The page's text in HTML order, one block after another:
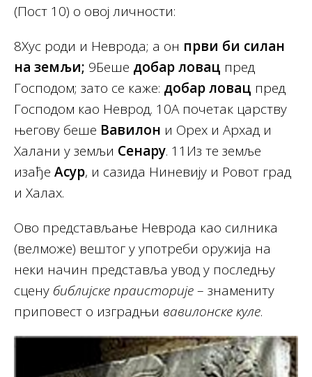
(Пост 10) о овој личности:
8Хус роди и Неврода; а он први би силан
на земљи; 9Беше добар ловац пред
Господом; зато се каже: добар ловац пред
Господом као Неврод. 10А почетак царству
његову беше Вавилон и Орех и Архад и
Халани у земљи Сенару. 11Из те земље
изађе Асур, и сазида Ниневију и Ровот град
и Халах.
Ово представљање Неврода као силника
(велможе) вештог у употреби оружија на
неки начин представља увод у последњу
сцену библијске праисторије– знамениту
приповест о изградњи вавилонске куле.